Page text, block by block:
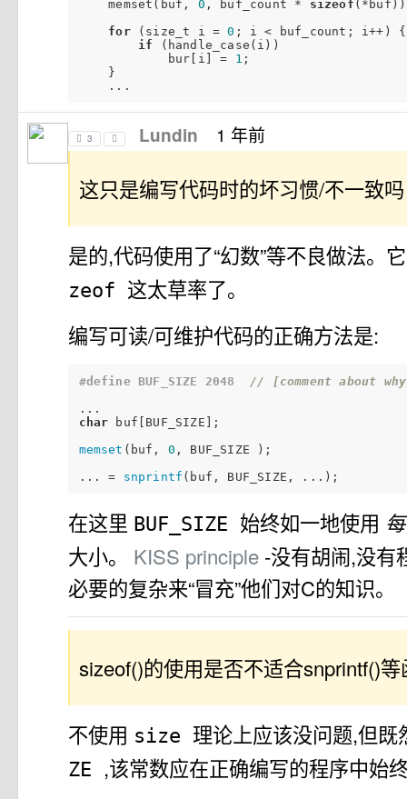
    memset(buf,
0 , buf_count * sizeof
for (size_t i = 0 ; i < buf_count; i++) {
if (handle_case(i))
            bur[i] =
1 ;
    }
3 Lundin 1 年前
这只是编写代码时的坏习惯/不一致吗
是的,代码使用了“幻数”等不良做法。
zeof 这太草率了。
编写可读/可维护代码的正确方法是:
#define BUF_SIZE 2048 // [comment about
char buf[BUF_SIZE];
memset (buf, 0 , BUF_SIZE );
... = snprintf
在这里 BUF_SIZE 始终如一地使用
大小。 KISS principle -没有胡闹,没有
必要的复杂来“冒充”他们对C的知识。
sizeof()的使用是否不适合snprintf()等
不使用 size 理论上应该没问题,但
ZE ,该常数应在正确编写的程序中始